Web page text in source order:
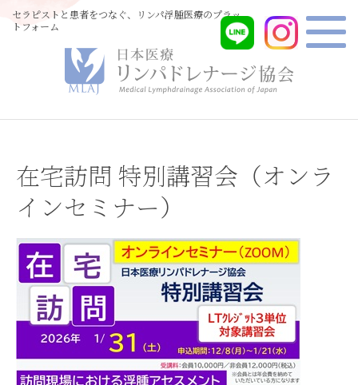
セラピストと患者をつなぐ、リンパ浮腫医療のプラッ
トフォーム
在宅訪問 特別講習会（オンラ
インセミナー）